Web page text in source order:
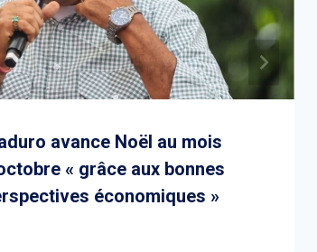
avance Noël au mois
« grâce aux bonnes
économiques »